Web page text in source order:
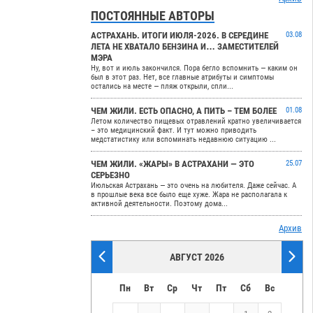
ПОСТОЯННЫЕ АВТОРЫ
АСТРАХАНЬ. ИТОГИ ИЮЛЯ-2026. В СЕРЕДИНЕ
ЛЕТА НЕ ХВАТАЛО БЕНЗИНА И… ЗАМЕСТИТЕЛЕЙ
МЭРА
03.08
Ну, вот и июль закончился. Пора бегло вспомнить — каким он
был в этот раз. Нет, все главные атрибуты и симптомы
остались на месте — пляж открыли, спли...
ЧЕМ ЖИЛИ. ЕСТЬ ОПАСНО, А ПИТЬ – ТЕМ БОЛЕЕ
01.08
Летом количество пищевых отравлений кратно увеличивается
– это медицинский факт. И тут можно приводить
медстатистику или вспоминать недавнюю ситуацию ...
ЧЕМ ЖИЛИ. «ЖАРЫ» В АСТРАХАНИ — ЭТО
СЕРЬЕЗНО
25.07
Июльская Астрахань — это очень на любителя. Даже сейчас. А
в прошлые века все было еще хуже. Жара не располагала к
активной деятельности. Поэтому дома...
Архив
АВГУСТ 2026
Пн Вт Ср Чт Пт Сб Вс